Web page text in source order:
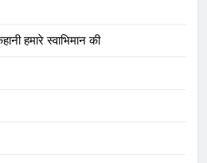
हमारे स्वाभिमान की